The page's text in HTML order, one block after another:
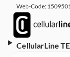
Web-Code:
CellularLine